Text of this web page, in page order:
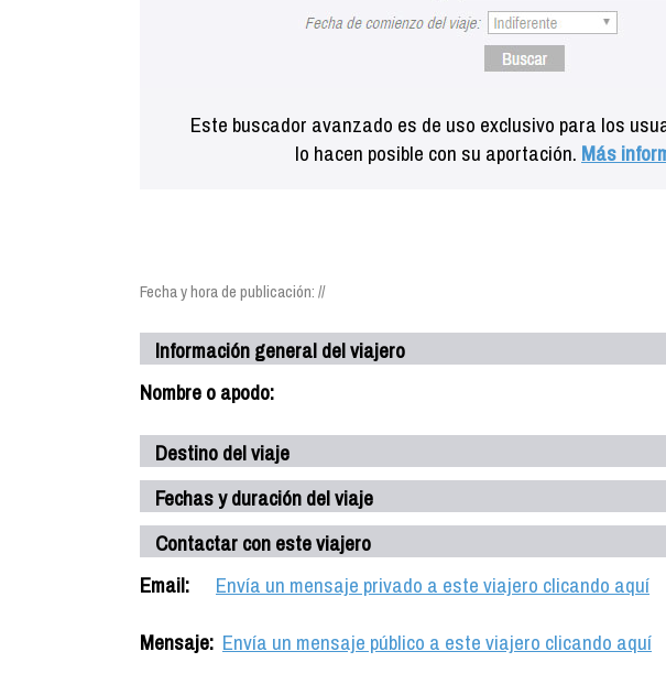
Este buscador avanzado es de uso exclusivo para los
lo hacen posible con su aportación. Más
Fecha y hora de publicación: //
Información general del viajero
Nombre o apodo:
Destino del viaje
Fechas y duración del viaje
Contactar con este viajero
Email:
Envía un mensaje privado a este viajero clicando aquí
Mensaje: Envía un mensaje público a este viajero clicando aquí